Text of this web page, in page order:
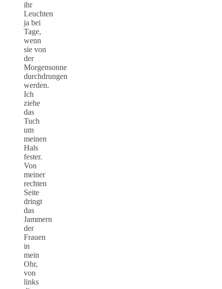
ihr
Leuchten
ja bei
Tage,
wenn
sie von
der
Morgensonne
durchdrungen
werden.
Ich
ziehe
das
Tuch
um
meinen
Hals
fester.
Von
meiner
rechten
Seite
dringt
das
Jammern
der
Frauen
in
mein
Ohr,
von
links